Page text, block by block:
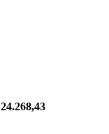
24.268,43